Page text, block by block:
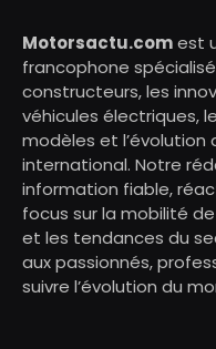
Motorsactu.comest
francophone
constructeurs, les
véhicules électriques,
modèles et
international. Notre
information fiable,
focus sur la mobilité
et les tendances du
aux passionnés,
suivre l’évolution du